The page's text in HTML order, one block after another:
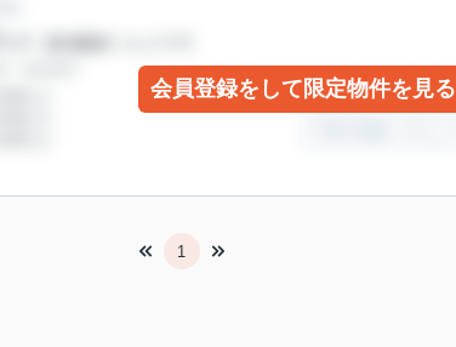
会員登録をして限定物件を見る
1